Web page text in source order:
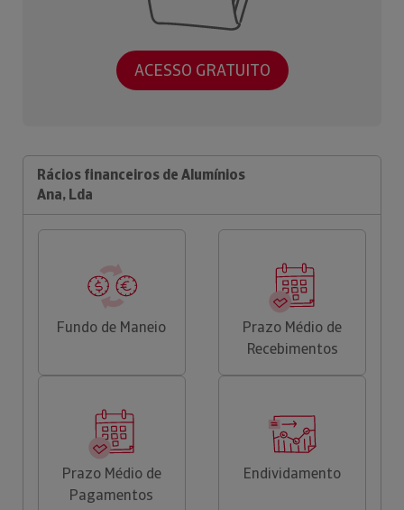
ACESSO GRATUITO
Rácios financeiros de Alumínios
Ana, Lda
Fundo de Maneio
Prazo Médio de
Recebimentos
Prazo Médio de
Pagamentos
Endividamento